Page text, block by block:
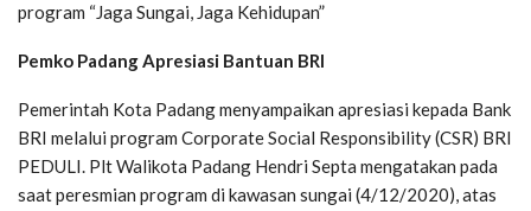
program “Jaga Sungai, Jaga Kehidupan”
Pemko Padang Apresiasi Bantuan BRI
Pemerintah Kota Padang menyampaikan apresiasi kepada Bank
BRI melalui program Corporate Social Responsibility (CSR) BRI
PEDULI. Plt Walikota Padang Hendri Septa mengatakan pada
saat peresmian program di kawasan sungai (4/12/2020), atas